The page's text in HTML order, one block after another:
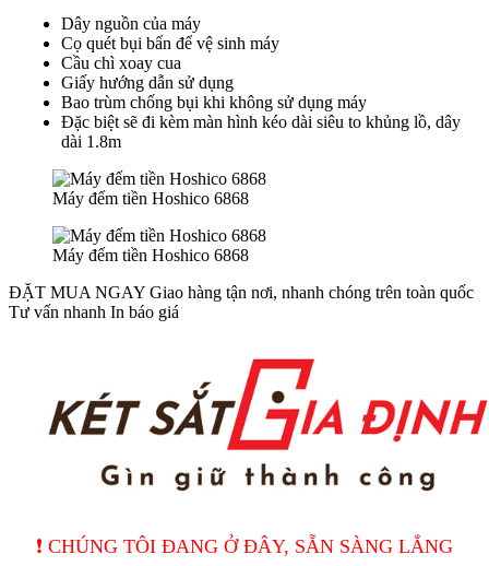
Dây nguồn của máy
Cọ quét bụi bẩn để vệ sinh máy
Cầu chì xoay cua
Giấy hướng dẫn sử dụng
Bao trùm chống bụi khi không sử dụng máy
Đặc biệt sẽ đi kèm màn hình kéo dài siêu to khủng lồ, dây
dài 1.8m
Máy đếm tiền Hoshico 6868
Máy đếm tiền Hoshico 6868
ĐẶT MUA NGAY Giao hàng tận nơi, nhanh chóng trên toàn quốc
Tư vấn nhanh In báo giá
❗️ CHÚNG TÔI ĐANG Ở ĐÂY, SẴN SÀNG LẮNG